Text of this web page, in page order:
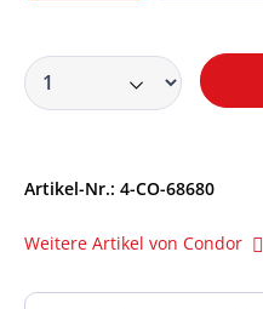
Artikel-Nr.: 4-CO-68680
Weitere Artikel von Condor